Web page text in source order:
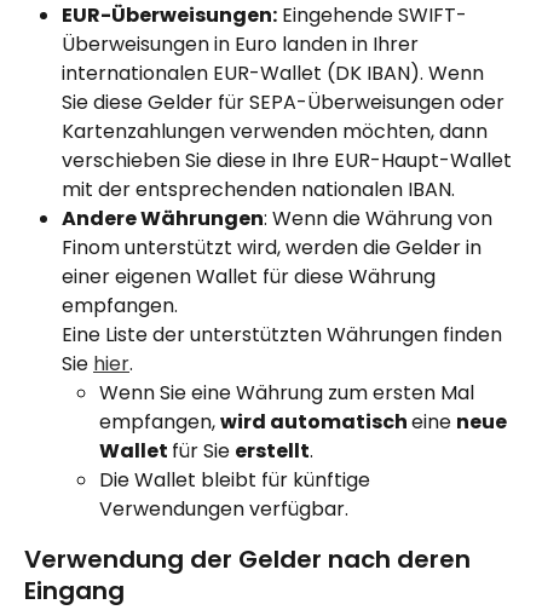
EUR-Überweisungen: Eingehende SWIFT-
Überweisungen in Euro landen in Ihrer
internationalen EUR-Wallet (DK IBAN). Wenn
Sie diese Gelder für SEPA-Überweisungen oder
Kartenzahlungen verwenden möchten, dann
verschieben Sie diese in Ihre EUR-Haupt-Wallet
mit der entsprechenden nationalen IBAN.
Andere Währungen: Wenn die Währung von
Finom unterstützt wird, werden die Gelder in
einer eigenen Wallet für diese Währung
empfangen.
Eine Liste der unterstützten Währungen finden
Sie hier.
Wenn Sie eine Währung zum ersten Mal
empfangen, wird automatisch eine neue
Wallet für Sie erstellt.
Die Wallet bleibt für künftige
Verwendungen verfügbar.
Verwendung der Gelder nach deren
Eingang